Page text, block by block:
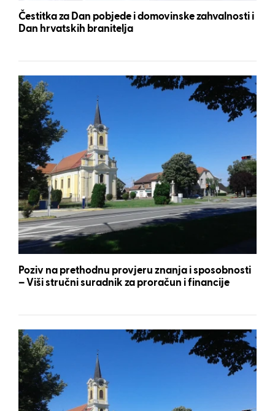
Čestitka za Dan pobjede i domovinske zahvalnosti i
Dan hrvatskih branitelja
Poziv na prethodnu provjeru znanja i sposobnosti
– Viši stručni suradnik za proračun i financije